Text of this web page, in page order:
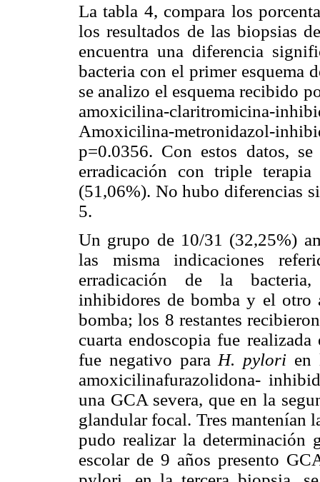
La tabla 4, compara los
los resultados de las biopsias
encuentra una diferencia
bacteria con el primer esquema
se analizo el esquema recibido
amoxicilina-claritromicina-
Amoxicilina-metronidazol-
p=0.0356. Con estos datos,
erradicación con triple
(51,06%). No hubo diferencias
5.
Un grupo de 10/31 (32,25%)
las misma indicaciones
erradicación de la
inhibidores de bomba y el otro
bomba; los 8 restantes
cuarta endoscopia fue
fue negativo paraH. pylori en
amoxicilinafurazolidona-
una GCA severa, que en la
glandular focal. Tres mantenían
pudo realizar la determinación
escolar de 9 años presento